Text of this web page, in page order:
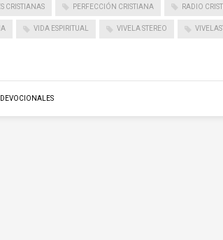
CRISTIANAS PERFECCIÓN CRISTIANA RADIO
VIDA ESPIRITUAL VIVELA STEREO
DEVOCIONALES